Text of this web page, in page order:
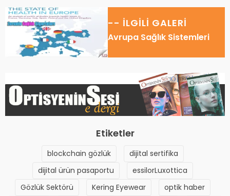
-- İLGİLİ GALERİ
Avrupa Sağlık Sistemleri
Etiketler
blockchain gözlük
dijital sertifika
dijital ürün pasaportu
essilorLuxottica
Gözlük Sektörü
Kering Eyewear
optik haber